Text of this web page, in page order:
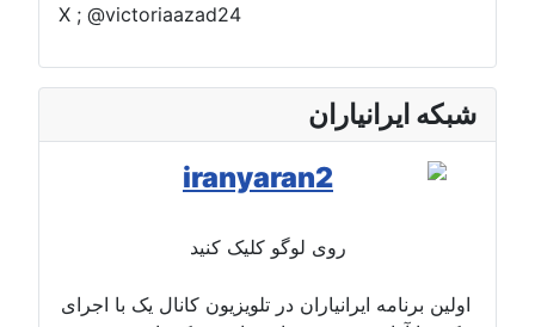
X ; @victoriaazad24
شبکه ایرانیاران
روی لوگو کلیک کنید
اولین برنامه ایرانیاران در تلویزیون کانال یک با اجرای